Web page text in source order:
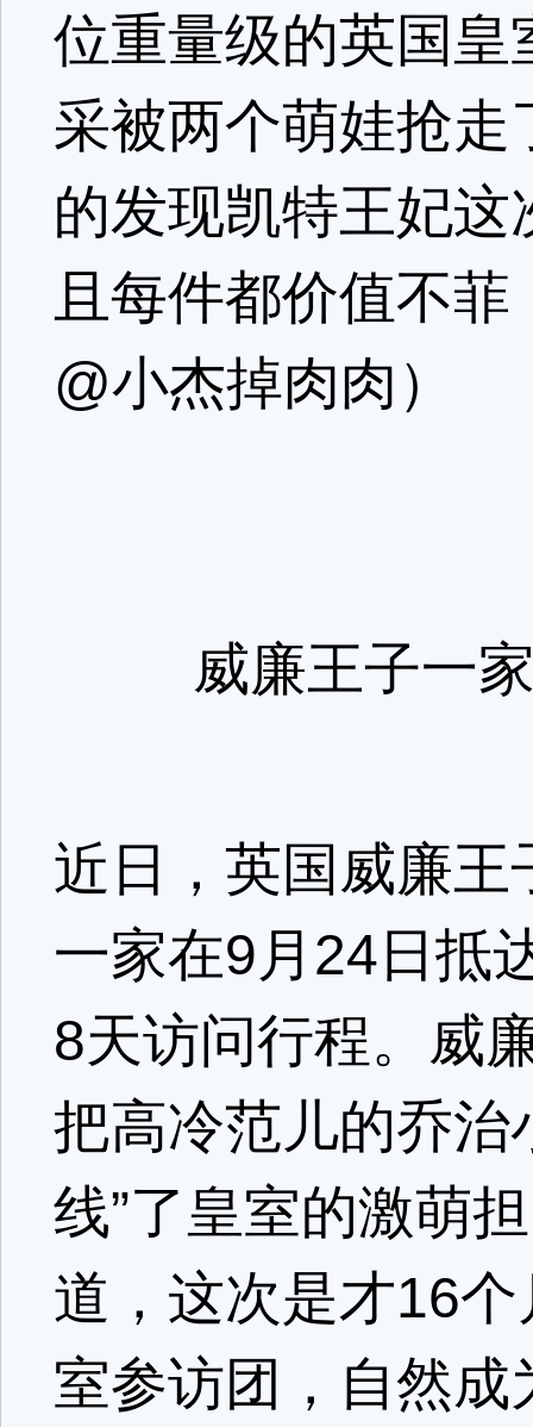
位重量级的英国
采被两个萌娃抢
的发现凯特王妃
且每件都价值不
@小杰掉肉肉）
威廉王子一
近日，英国威廉
一家在9月24日抵
8天访问行程。威
把高冷范儿的乔治
线”了皇室的激萌
道，这次是才16
室参访团，自然